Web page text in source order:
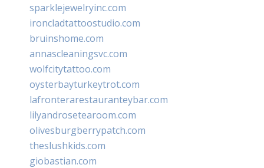
sparklejewelryinc.com
ironcladtattoostudio.com
bruinshome.com
annascleaningsvc.com
wolfcitytattoo.com
oysterbayturkeytrot.com
lafronterarestauranteybar.com
lilyandrosetearoom.com
olivesburgberrypatch.com
theslushkids.com
giobastian.com